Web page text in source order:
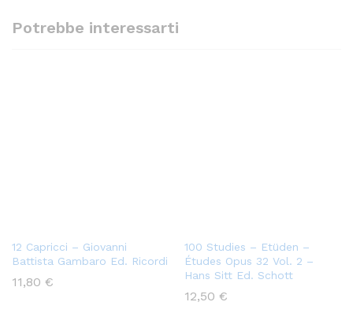
Potrebbe interessarti
12 Capricci – Giovanni
Battista Gambaro Ed. Ricordi
11,80 €
100 Studies – Etüden –
Études Opus 32 Vol. 2 –
Hans Sitt Ed. Schott
12,50 €